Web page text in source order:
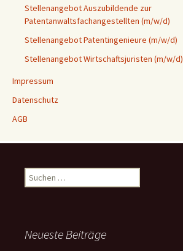
Stellenangebot Auszubildende zur
Patentanwaltsfachangestellten (m/w/d)
Stellenangebot Patentingenieure (m/w/d)
Stellenangebot Wirtschaftsjuristen (m/w/d)
Impressum
Datenschutz
AGB
Suchen
nach:
Neueste Beiträge